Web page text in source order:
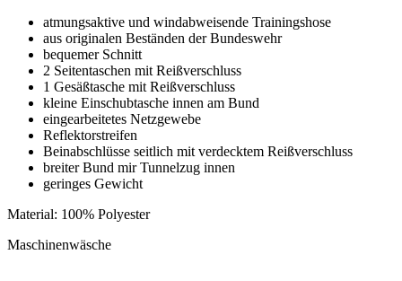
atmungsaktive und windabweisende Trainingshose
aus originalen Beständen der Bundeswehr
bequemer Schnitt
2 Seitentaschen mit Reißverschluss
1 Gesäßtasche mit Reißverschluss
kleine Einschubtasche innen am Bund
eingearbeitetes Netzgewebe
Reflektorstreifen
Beinabschlüsse seitlich mit verdecktem Reißverschluss
breiter Bund mir Tunnelzug innen
geringes Gewicht
Material: 100% Polyester
Maschinenwäsche